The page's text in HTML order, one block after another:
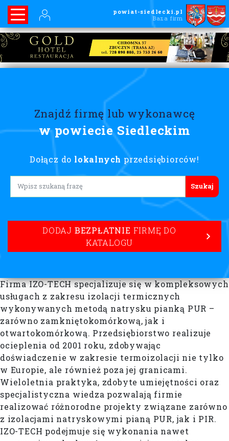
powiat-siedlecki.pl
Baza firm
Znajdź firmę lub wykonawcę
w powiecie Siedleckim
Dołącz do lokalnych przedsiębiorców!
Lorem ipsum
DODAJ BEZPŁATNIE FIRMĘ DO
KATALOGU
Firma IZO-TECH specjalizuje się w kompleksowych
usługach z zakresu izolacji termicznych
wykonywanych metodą natrysku pianką PUR –
zarówno zamkniętokomórkową, jak i
otwartokomórkową. Przedsiębiorstwo realizuje
ocieplenia od 2001 roku, zdobywając
doświadczenie w zakresie termoizolacji nie tylko
w Europie, ale również poza jej granicami.
Wieloletnia praktyka, zdobyte umiejętności oraz
specjalistyczna wiedza pozwalają firmie
realizować różnorodne projekty związane zarówno
z izolacjami natryskowymi pianą PUR, jak i PIR.
IZO-TECH podejmuje się wykonania nawet